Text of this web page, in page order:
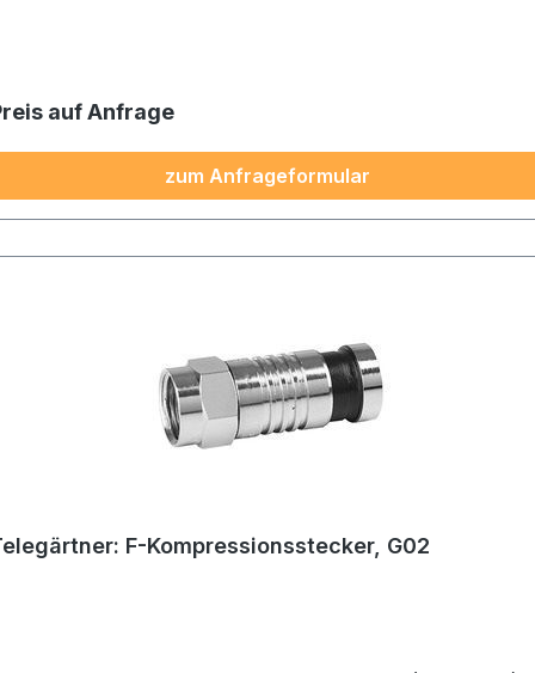
auf Anfrage
zum Anfrageformular
F-Kompressionsstecker, G02